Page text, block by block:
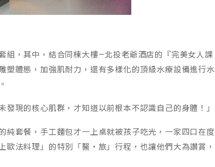
組，其中，結合同棟大樓—北投老爺酒店的『完美女人課
塑體態，加強肌耐力，還有多樣化的頂級水療設備進行水
現的核心肌群，才知道以前根本不認識自己的身體！」
套餐，手工麵包才一上桌就被孩子吃光，一家四口在度
歐法料理」的特別「醫‧旅」行程，也讓他們大為讚賞，